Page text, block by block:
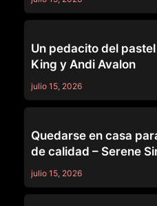
Un pedacito del
King y Andi Avalon
julio 15, 2026
Quedarse en casa
de calidad – Serene
julio 15, 2026